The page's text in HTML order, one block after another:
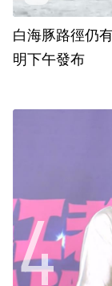
白海豚路徑仍
明下午發布